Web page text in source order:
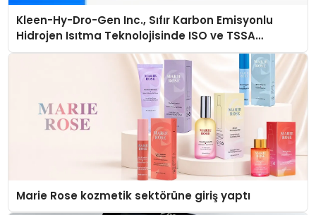
Kleen-Hy-Dro-Gen Inc., Sıfır Karbon Emisyonlu
Hidrojen Isıtma Teknolojisinde ISO ve TSSA
Düzenleyici Onaylarını Aldı
Marie Rose kozmetik sektörüne giriş yaptı